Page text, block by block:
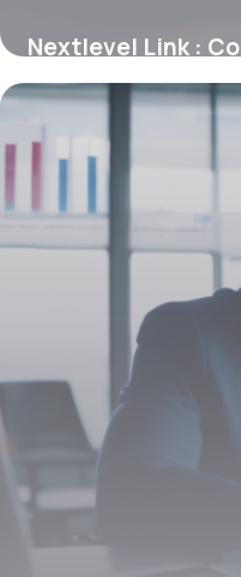
Nextlevel Link :
référencement
positionnés
26 janvier 2026